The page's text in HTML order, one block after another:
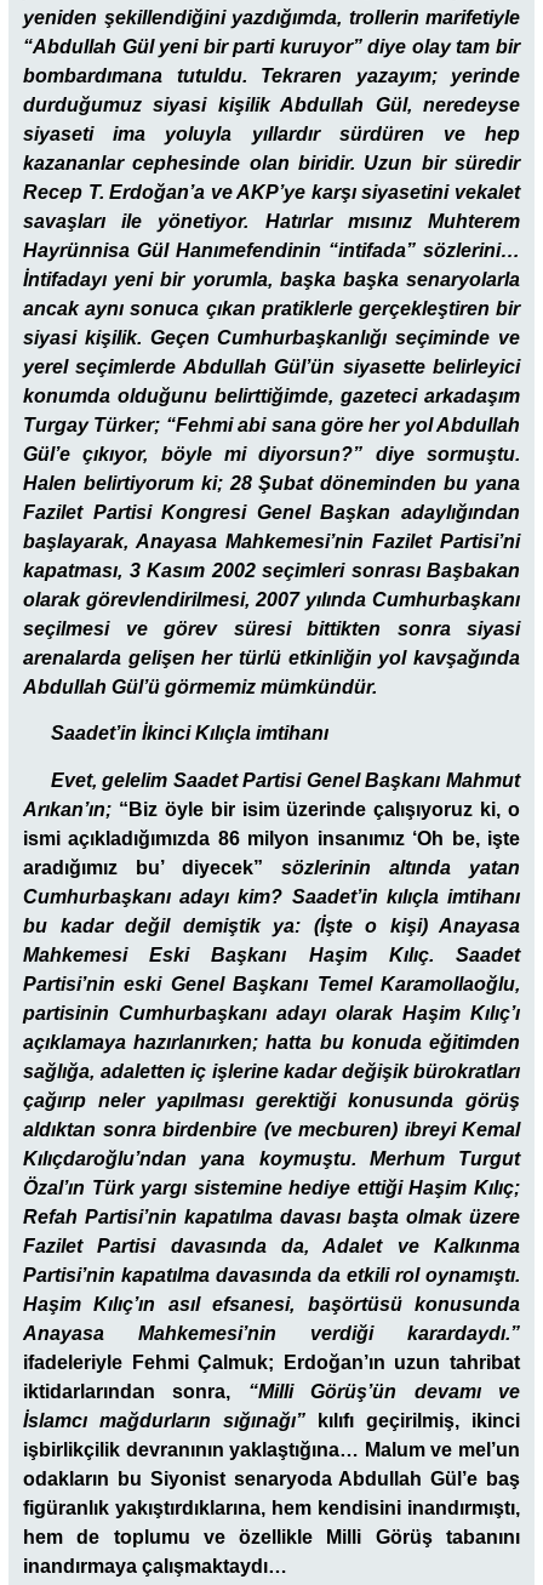
yeniden şekillendiğini yazdığımda, trollerin marifetiyle
“Abdullah Gül yeni bir parti kuruyor” diye olay tam bir
bombardımana tutuldu. Tekraren yazayım; yerinde
durduğumuz siyasi kişilik Abdullah Gül, neredeyse
siyaseti ima yoluyla yıllardır sürdüren ve hep
kazananlar cephesinde olan biridir. Uzun bir süredir
Recep T. Erdoğan’a ve AKP’ye karşı siyasetini vekalet
savaşları ile yönetiyor. Hatırlar mısınız Muhterem
Hayrünnisa Gül Hanımefendinin “intifada” sözlerini…
İntifadayı yeni bir yorumla, başka başka senaryolarla
ancak aynı sonuca çıkan pratiklerle gerçekleştiren bir
siyasi kişilik. Geçen Cumhurbaşkanlığı seçiminde ve
yerel seçimlerde Abdullah Gül’ün siyasette belirleyici
konumda olduğunu belirttiğimde, gazeteci arkadaşım
Turgay Türker; “Fehmi abi sana göre her yol Abdullah
Gül’e çıkıyor, böyle mi diyorsun?” diye sormuştu.
Halen belirtiyorum ki; 28 Şubat döneminden bu yana
Fazilet Partisi Kongresi Genel Başkan adaylığından
başlayarak, Anayasa Mahkemesi’nin Fazilet Partisi’ni
kapatması, 3 Kasım 2002 seçimleri sonrası Başbakan
olarak görevlendirilmesi, 2007 yılında Cumhurbaşkanı
seçilmesi ve görev süresi bittikten sonra siyasi
arenalarda gelişen her türlü etkinliğin yol kavşağında
Abdullah Gül’ü görmemiz mümkündür.
Saadet’in İkinci Kılıçla imtihanı
Evet, gelelim Saadet Partisi Genel Başkanı Mahmut
Arıkan’ın; “Biz öyle bir isim üzerinde çalışıyoruz ki, o
ismi açıkladığımızda 86 milyon insanımız ‘Oh be, işte
aradığımız bu’ diyecek” sözlerinin altında yatan
Cumhurbaşkanı adayı kim? Saadet’in kılıçla imtihanı
bu kadar değil demiştik ya: (İşte o kişi) Anayasa
Mahkemesi Eski Başkanı Haşim Kılıç.Saadet
Partisi’nin eski Genel Başkanı Temel Karamollaoğlu,
partisinin Cumhurbaşkanı adayı olarak Haşim Kılıç’ı
açıklamaya hazırlanırken; hatta bu konuda eğitimden
sağlığa, adaletten iç işlerine kadar değişik bürokratları
çağırıp neler yapılması gerektiği konusunda görüş
aldıktan sonra birdenbire (ve mecburen) ibreyi Kemal
Kılıçdaroğlu’ndan yana koymuştu. Merhum Turgut
Özal’ın Türk yargı sistemine hediye ettiği Haşim Kılıç;
Refah Partisi’nin kapatılma davası başta olmak üzere
Fazilet Partisi davasında da, Adalet ve Kalkınma
Partisi’nin kapatılma davasında da etkili rol oynamıştı.
Haşim Kılıç’ın asıl efsanesi, başörtüsü konusunda
Anayasa Mahkemesi’nin verdiği karardaydı.”
ifadeleriyle Fehmi Çalmuk; Erdoğan’ın uzun tahribat
iktidarlarından sonra, “Milli Görüş’ün devamı ve
İslamcı mağdurların sığınağı” kılıfı geçirilmiş, ikinci
işbirlikçilik devranının yaklaştığına… Malum ve mel’un
odakların bu Siyonist senaryoda Abdullah Gül’e baş
figüranlık yakıştırdıklarına, hem kendisini inandırmıştı,
hem de toplumu ve özellikle Milli Görüş tabanını
inandırmaya çalışmaktaydı…